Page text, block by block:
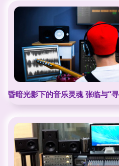
昏暗光影下的音乐灵魂 张临与“